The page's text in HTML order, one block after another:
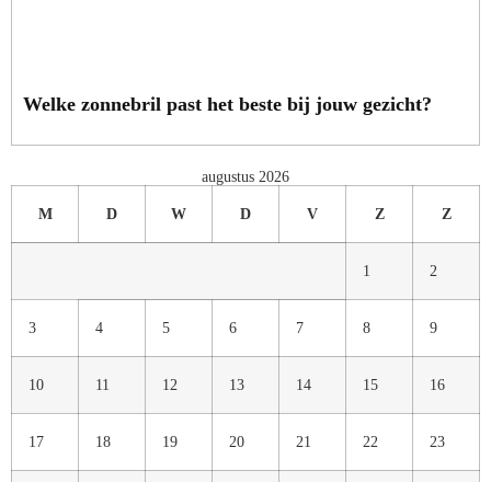
Welke zonnebril past het beste bij jouw gezicht?
augustus 2026
M D W D V Z Z
1 2
3 4 5 6 7 8 9
10 11 12 13 14 15 16
17 18 19 20 21 22 23